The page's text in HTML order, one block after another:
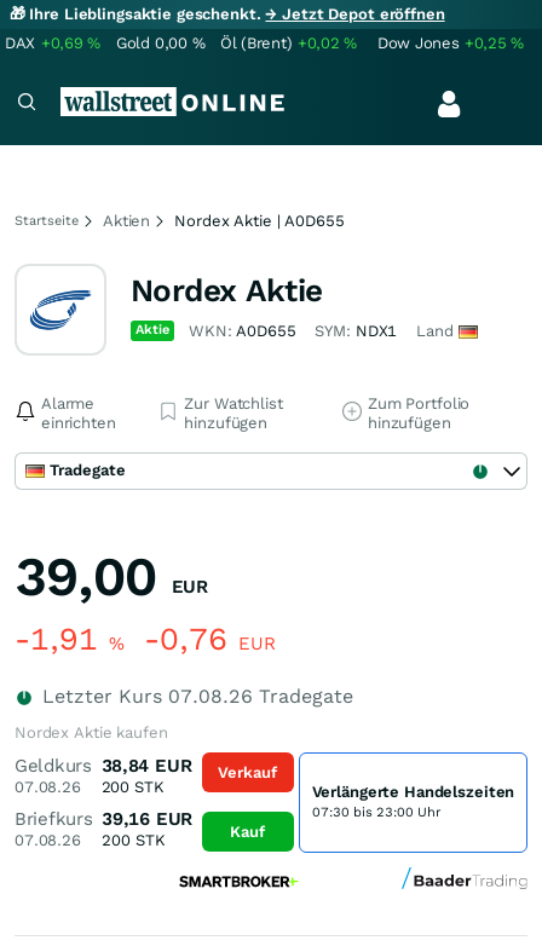
🎁 Ihre Lieblingsaktie geschenkt.→ Jetzt Depot eröffnen
DAX +0,69% Gold 0,00 % Öl (Brent) +0,02% Dow Jones +0,25%
Startseite Aktien Nordex Aktie | A0D655
Nordex Aktie
Aktie WKN:A0D655 SYM: NDX1 Land
Alarme
einrichten
Zur Watchlist
hinzufügen
Zum Portfolio
hinzufügen
Tradegate
39,00 EUR
-1,91 % -0,76 EUR
Letzter Kurs 07.08.26 Tradegate
Nordex Aktie kaufen
Geldkurs
07.08.26
38,84 EUR
200 STK
Briefkurs
07.08.26
39,16 EUR
200STK
Verkauf
Kauf
Verlängerte Handelszeiten
07:30 bis 23:00 Uhr